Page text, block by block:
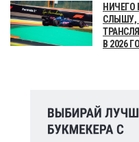
НИЧЕГО
СЛЫШУ,
В 2026